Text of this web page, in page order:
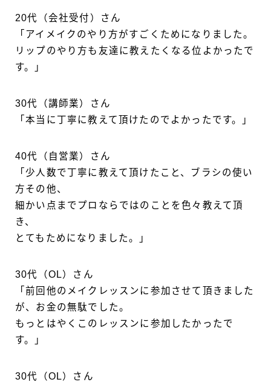
20代（会社受付）さん
「アイメイクのやり方がすごくためになりました。
リップのやり方も友達に教えたくなる位よかったで
す。」
30代（講師業）さん
「本当に丁寧に教えて頂けたのでよかったです。」
40代（自営業）さん
「少人数で丁寧に教えて頂けたこと、ブラシの使い
方その他、
細かい点までプロならではのことを色々教えて頂
き、
とてもためになりました。」
30代（OL）さん
「前回他のメイクレッスンに参加させて頂きました
が、お金の無駄でした。
もっとはやくこのレッスンに参加したかったで
す。」
30代（OL）さん